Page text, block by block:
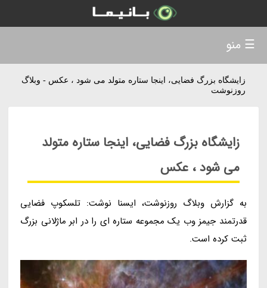
زایشگاه بزرگ فضایی، اینجا ستاره متولد می شود ، عکس - وبلاگ
روزنوشت
زایشگاه بزرگ فضایی، اینجا ستاره متولد
می شود ، عکس
به گزارش وبلاگ روزنوشت، ایسنا نوشت: تلسکوپ فضایی
قدرتمند جیمز وب یک مجموعه ستاره ای را در ابر ماژلانی بزرگ
ثبت کرده است.
☰ منو